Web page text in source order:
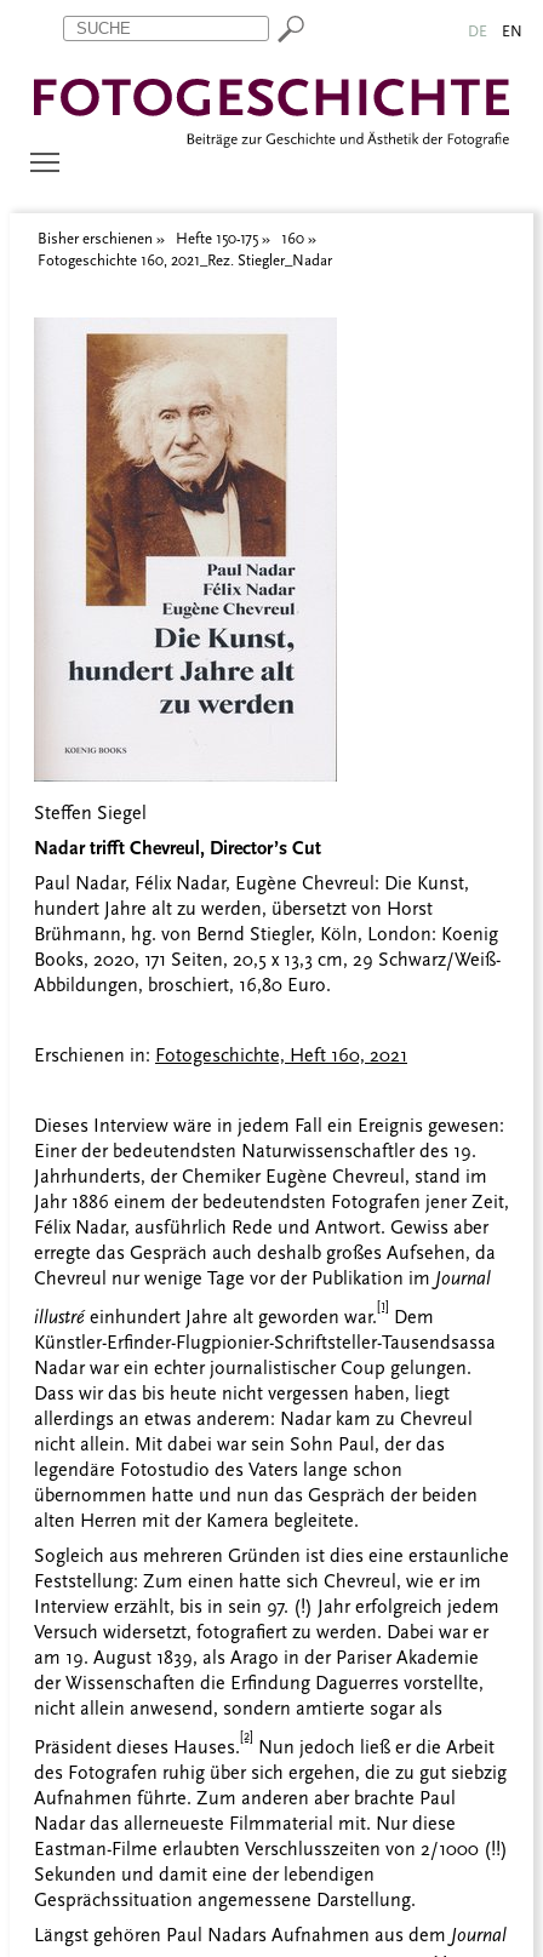
Zum Inhalt springen
Aktuelle Seite: Fotogeschichte 160, 2021_Rez. Stiegler_Nadar
DE EN
Bisher erschienen Hefte 150-175
160
Fotogeschichte 160, 2021_Rez. Stiegler_Nadar
Steffen Siegel
Nadar trifft Chevreul, Director’s Cut
Paul Nadar, Félix Nadar, Eugène Chevreul: Die Kunst,
hundert Jahre alt zu werden, übersetzt von Horst
Brühmann, hg. von Bernd Stiegler, Köln, London: Koenig
Books, 2020, 171 Seiten, 20,5 x 13,3 cm, 29 Schwarz/Weiß-
Abbildungen, broschiert, 16,80 Euro.
Erschienen in: Fotogeschichte, Heft 160, 2021
Dieses Interview wäre in jedem Fall ein Ereignis gewesen:
Einer der bedeutendsten Naturwissenschaftler des 19.
Jahrhunderts, der Chemiker Eugène Chevreul, stand im
Jahr 1886 einem der bedeutendsten Fotografen jener Zeit,
Félix Nadar, ausführlich Rede und Antwort. Gewiss aber
erregte das Gespräch auch deshalb großes Aufsehen, da
Chevreul nur wenige Tage vor der Publikation im Journal
illustréeinhundert Jahre alt geworden war.
[1]
Dem
Künstler-Erfinder-Flugpionier-Schriftsteller-Tausendsassa
Nadar war ein echter journalistischer Coup gelungen.
Dass wir das bis heute nicht vergessen haben, liegt
allerdings an etwas anderem: Nadar kam zu Chevreul
nicht allein. Mit dabei war sein Sohn Paul, der das
legendäre Fotostudio des Vaters lange schon
übernommen hatte und nun das Gespräch der beiden
alten Herren mit der Kamera begleitete.
Sogleich aus mehreren Gründen ist dies eine erstaunliche
Feststellung: Zum einen hatte sich Chevreul, wie er im
Interview erzählt, bis in sein 97. (!) Jahr erfolgreich jedem
Versuch widersetzt, fotografiert zu werden. Dabei war er
am 19. August 1839, als Arago in der Pariser Akademie
der Wissenschaften die Erfindung Daguerres vorstellte,
nicht allein anwesend, sondern amtierte sogar als
Präsident dieses Hauses.
[2]
Nun jedoch ließ er die Arbeit
des Fotografen ruhig über sich ergehen, die zu gut siebzig
Aufnahmen führte. Zum anderen aber brachte Paul
Nadar das allerneueste Filmmaterial mit. Nur diese
Eastman-Filme erlaubten Verschlusszeiten von 2/1000 (!!)
Sekunden und damit eine der lebendigen
Gesprächssituation angemessene Darstellung.
Längst gehören Paul Nadars Aufnahmen aus dem Journal